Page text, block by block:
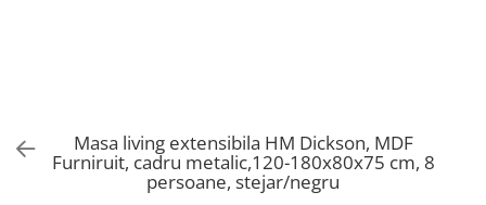
Saltele Memory Pocket
Saltele cu plasa arcuri
Scaune pentru living
Seturi comode living si vitrine
Scaune birou copii
Scaune resigilate
Masa living extensibila HM Dickson, MDF
Furniruit, cadru metalic,120-180x80x75 cm, 8
persoane, stejar/negru